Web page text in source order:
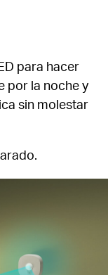
para hacer
por la noche y
sin molestar